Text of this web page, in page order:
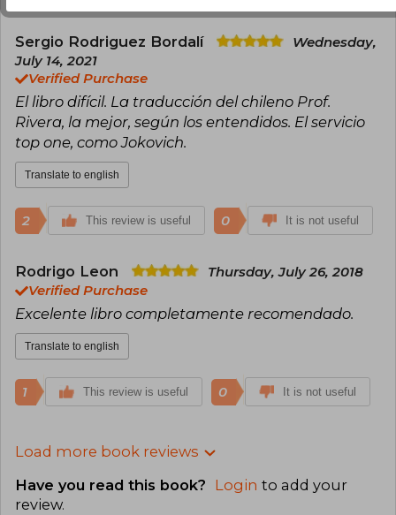
Sergio Rodriguez Bordalí
Wednesday,
July 14, 2021
Verified Purchase
El libro difícil. La traducción del chileno Prof.
Rivera, la mejor, según los entendidos. El servicio
top one, como Jokovich.
Translate to english
2 This review is useful 0 It is not useful
Rodrigo Leon
Thursday, July 26, 2018
Verified Purchase
Excelente libro completamente recomendado.
Translate to english
1 This review is useful 0 It is not useful
Load more book reviews
Have you read this book? Login to add your
review.